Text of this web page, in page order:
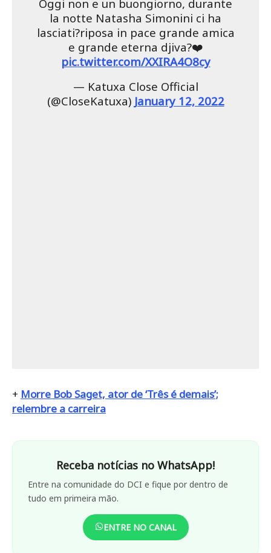
Oggi non e un buongiorno, durante
la notte Natasha Simonini ci ha
lasciati?riposa in pace grande amica
e grande eterna djiva?❤️
pic.twitter.com/XXIRA4O8cy
— Katuxa Close Official
(@CloseKatuxa) January 12, 2022
+ Morre Bob Saget, ator de ‘Três é demais’;
relembre a carreira
Receba notícias no WhatsApp!
Entre na comunidade do DCI e fique por dentro de
tudo em primeira mão.
ENTRE NO CANAL